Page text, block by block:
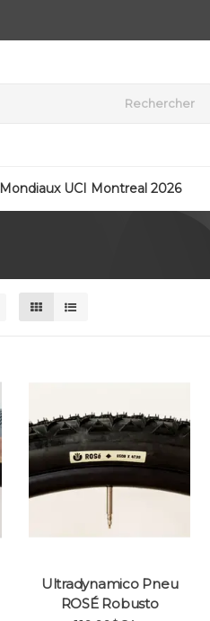
Rechercher
Mondiaux UCI Montreal 2026
Ultradynamico Pneu
ROSÉ Robusto